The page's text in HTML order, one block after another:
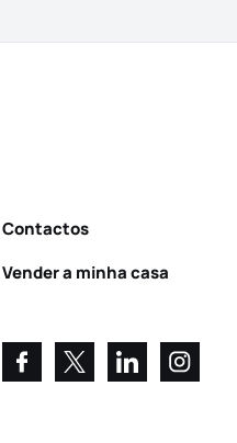
Contactos
Vender a minha casa